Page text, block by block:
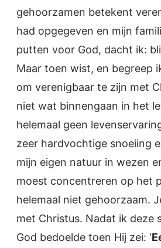
gehoorzamen betekent
had opgegeven en mijn
putten voor God, dacht ik:
Maar toen wist, en begreep
om verenigbaar te zijn met
niet wat binnengaan in het
helemaal geen
zeer hardvochtige snoeiing
mijn eigen natuur in wezen
moest concentreren op het
helemaal niet gehoorzaam.
met Christus. Nadat ik deze
God bedoelde toen Hij zei: ‘